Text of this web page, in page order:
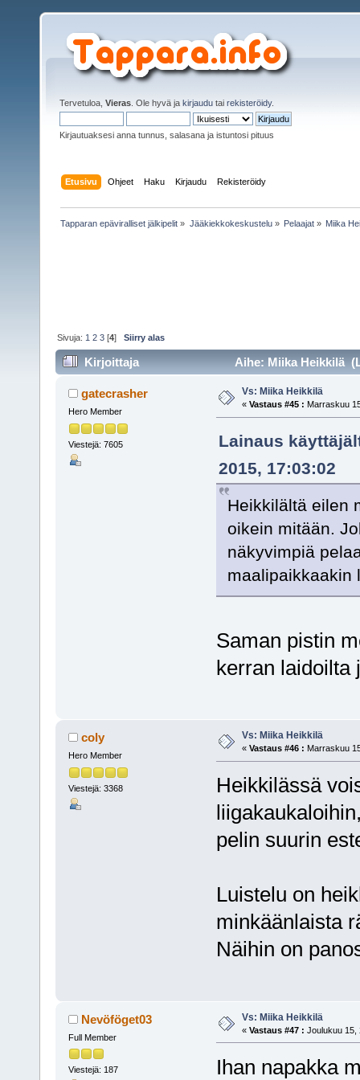
Tervetuloa, Vieras . Ole hyvä ja kirjaudu tai rekisteröidy.
Kirjautuaksesi anna tunnus, salasana ja istuntosi pituus
Etusivu Ohjeet Haku Kirjaudu Rekisteröidy
Tapparan epäviralliset jälkipelit » Jääkiekkokeskustelu» Pelaajat» Miika
Sivuja: 1 2 3 [4]Siirry alas
Kirjoittaja Aihe: Miika Heikkilä
gatecrasher
Hero Member
Viestejä: 7605
Vs: Miika Heikkilä
« Vastaus #45 : Marraskuu
Lainaus
2015, 17:03:02
Heikkilältä eilen
oikein mitään.
näkyvimpiä
maalipaikkaakin
Saman pistin
kerran laidoilta
coly
Hero Member
Viestejä: 3368
Vs: Miika Heikkilä
« Vastaus #46 : Marraskuu
Heikkilässä
pelin suurin
Luistelu on
minkäänlaista
Näihin on
Nevöföget03
Full Member
Viestejä: 187
Vs: Miika Heikkilä
« Vastaus #47 : Joulukuu 15,
Ihan napakka